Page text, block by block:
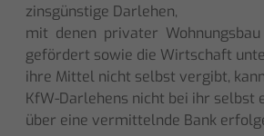
zinsgünstige Darlehen,
mit denen privater
gefördert sowie die Wirtschaft
ihre Mittel nicht selbst vergibt,
KfW-Darlehens nicht bei ihr selbst
über eine vermittelnde Bank